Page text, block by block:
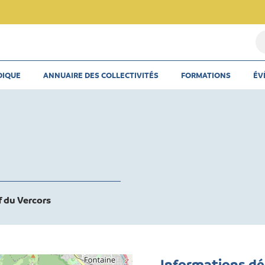
un
ANNUAIRE DES COLLECTIVITÉS FORMATIONS
Vercors